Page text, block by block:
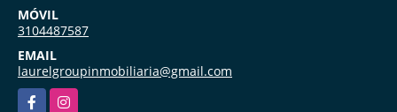
MÓVIL
3104487587
EMAIL
laurelgroupinmobiliaria@gmail.com
FacebookInstagram